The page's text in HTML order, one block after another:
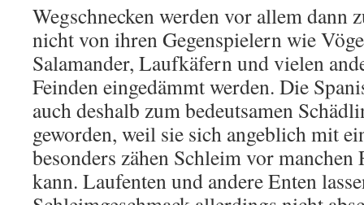
Wegschnecken werden vor allem dann
nicht von ihren Gegenspielern wie
Salamander, Laufkäfern und vielen
Feinden eingedämmt werden. Die
auch deshalb zum bedeutsamen
geworden, weil sie sich angeblich mit
besonders zähen Schleim vor manchen
kann. Laufenten und andere Enten